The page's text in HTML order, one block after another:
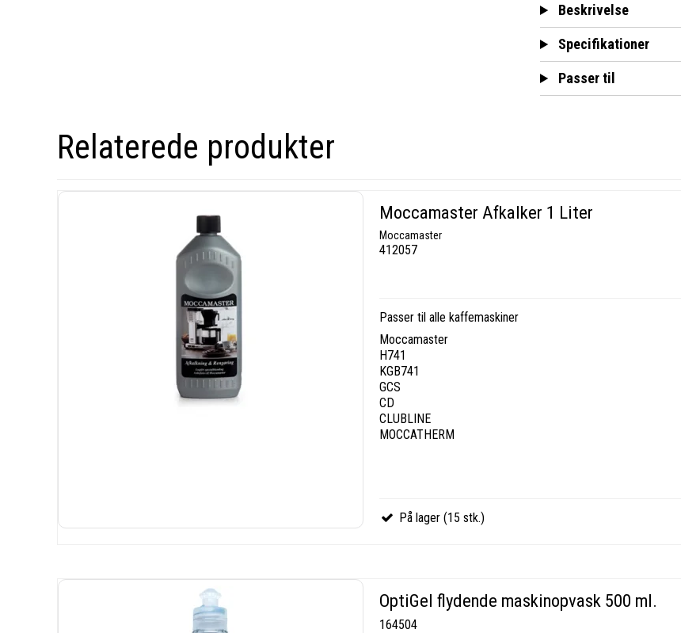
Beskrivelse
Specifikationer
Passer til
Relaterede produkter
Moccamaster Afkalker 1 Liter
Moccamaster
412057
Passer til alle kaffemaskiner
Moccamaster
H741
KGB741
GCS
CD
CLUBLINE
MOCCATHERM
På lager (15 stk.)
OptiGel flydende maskinopvask 500 ml.
164504